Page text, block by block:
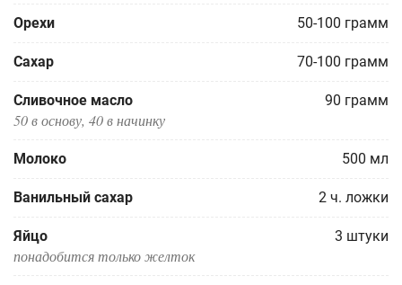
Орехи 50-100 грамм
Сахар 70-100 грамм
Сливочное масло 90 грамм
50 в основу, 40 в начинку
Молоко 500 мл
Ванильный сахар 2 ч. ложки
Яйцо 3 штуки
понадобится только желток